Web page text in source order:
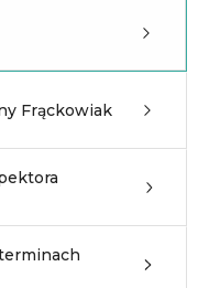
Frąckowiak